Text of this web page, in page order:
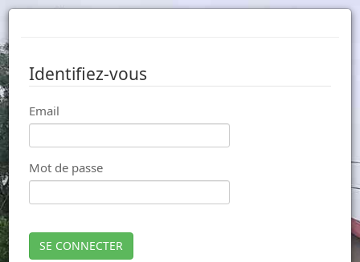
Identifiez-vous
Email
Mot de passe
SE CONNECTER